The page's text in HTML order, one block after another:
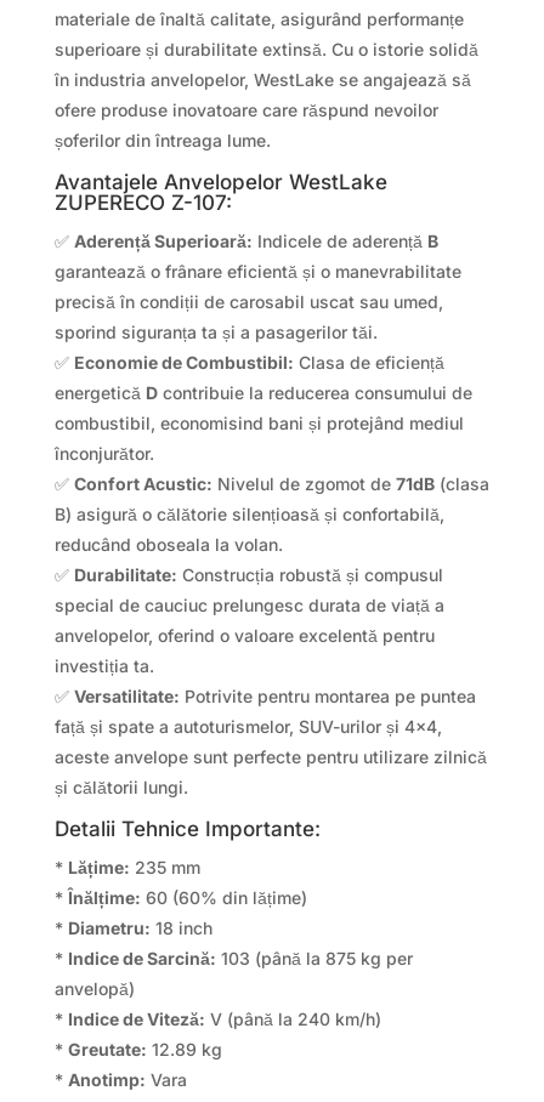
materiale de înaltă calitate, asigurând performanțe
superioare și durabilitate extinsă. Cu o istorie solidă
în industria anvelopelor, WestLake se angajează să
ofere produse inovatoare care răspund nevoilor
șoferilor din întreaga lume.
Avantajele Anvelopelor WestLake
ZUPERECO Z-107:
✅ Aderență Superioară: Indicele de aderență B
garantează o frânare eficientă și o manevrabilitate
precisă în condiții de carosabil uscat sau umed,
sporind siguranța ta și a pasagerilor tăi.
✅ Economie de Combustibil: Clasa de eficiență
energetică Dcontribuie la reducerea consumului de
combustibil, economisind bani și protejând mediul
înconjurător.
✅ Confort Acustic: Nivelul de zgomot de 71dB(clasa
B) asigură o călătorie silențioasă și confortabilă,
reducând oboseala la volan.
✅ Durabilitate: Construcția robustă și compusul
special de cauciuc prelungesc durata de viață a
anvelopelor, oferind o valoare excelentă pentru
investiția ta.
✅ Versatilitate: Potrivite pentru montarea pe puntea
față și spate a autoturismelor, SUV-urilor și 4×4,
aceste anvelope sunt perfecte pentru utilizare zilnică
și călătorii lungi.
Detalii Tehnice Importante:
* Lățime: 235 mm
*Înălțime: 60 (60% din lățime)
* Diametru: 18 inch
* Indice de Sarcină: 103 (până la 875 kg per
anvelopă)
* Indice de Viteză: V (până la 240 km/h)
* Greutate: 12.89 kg
* Anotimp: Vara